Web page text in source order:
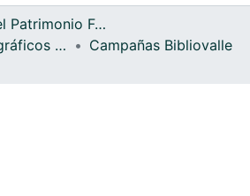
Statistics
Archivo del Patrimonio Fotográfico y Fílmico del Valle del Cauca
Recuerdos Fotográficos Vallecaucanos
Campañas Bibliovalle